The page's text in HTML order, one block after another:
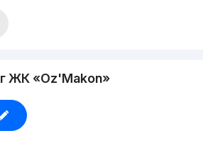
ЖК «Oz'Makon»